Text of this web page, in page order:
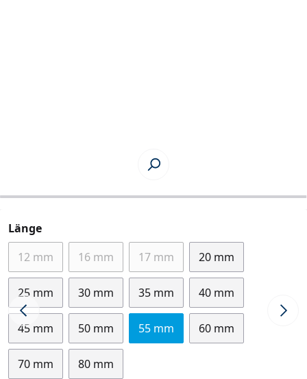
Längeauswählen
12 mm(Diese Option ist zurzeit nicht verfügbar.)
16 mm(Diese Option ist zurzeit nicht verfügbar.)
17 mm(Diese Option ist zurzeit nicht
20 mm
25 mm 30 mm 35 mm 40 mm
45 mm 50 mm 55 mm 60 mm
70 mm
80 mm